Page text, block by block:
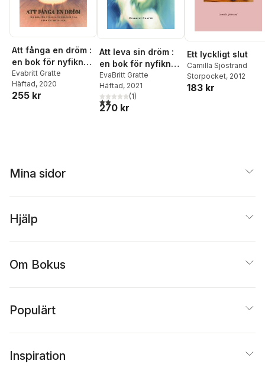
Att fånga en dröm :
en bok för nyfikna
vuxna som vill lära
sig spela fiol
Evabritt Gratte
Häftad, 2020
255 kr
Att leva sin dröm :
en bok för nyfikna
vuxna som vill
fortsätta spela fiol
EvaBritt Gratte
Häftad, 2021
2,0utav 5 stjärnor. Totalt antal röster:
(1)
270 kr
Ett lyckligt slut
Camilla Sjöstrand
Storpocket, 2012
183 kr
Mina sidor
Hjälp
Om Bokus
Populärt
Inspiration